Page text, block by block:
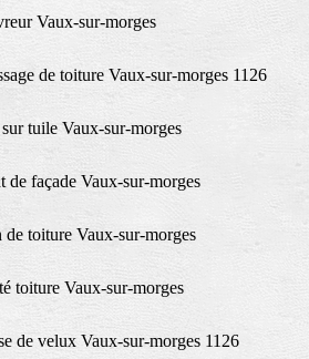
Vaux-sur-morges
de toiture Vaux-sur-morges 1126
tuile Vaux-sur-morges
de façade Vaux-sur-morges
de toiture Vaux-sur-morges
toiture Vaux-sur-morges
de velux Vaux-sur-morges 1126